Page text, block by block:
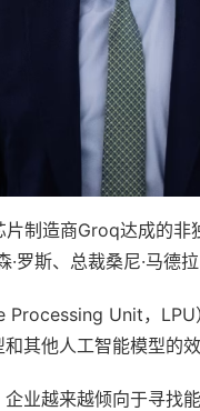
制造商Groq达成的
斯、总裁桑尼·马德拉
Unit，
其他人工智能模型的效
业越来越倾向于寻找